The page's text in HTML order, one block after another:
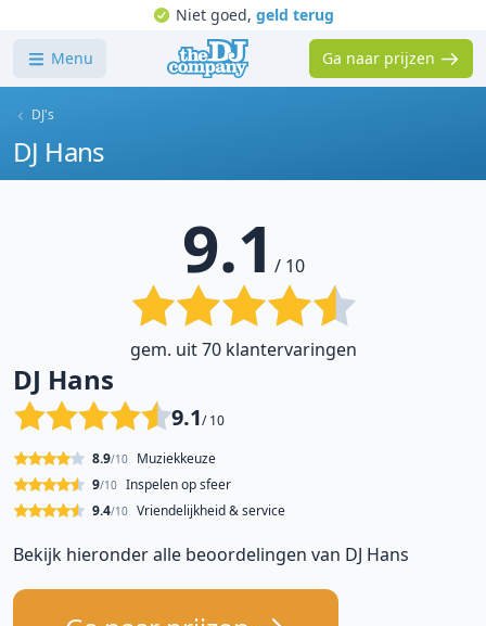
Niet goed, geld terug
Menu Ga naar prijzen
DJ's
DJ Hans
9.1 / 10
gem. uit 70 klantervaringen
DJ Hans
9.1/ 10
Muziekkeuze
8.9/10
Inspelen op sfeer
9/10
Vriendelijkheid & service
9.4/10
Bekijk hieronder alle beoordelingen van DJ Hans